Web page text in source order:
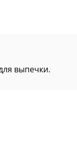
выпечки.